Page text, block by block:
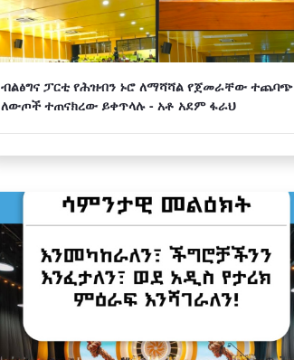
ብልፅግና ፓርቲ የሕዝብን ኑሮ ለማሻሻል የጀመራቸው ተጨባጭ
ለውጦች ተጠናክረው ይቀጥላሉ - አቶ አደም ፋራህ